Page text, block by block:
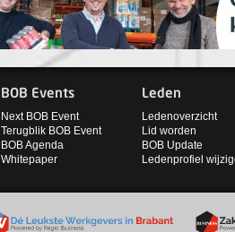
BOB Events
Next BOB Event
Terugblik BOB Event
BOB Agenda
Whitepaper
Leden
Ledenoverzicht
Lid worden
BOB Update
Ledenprofiel